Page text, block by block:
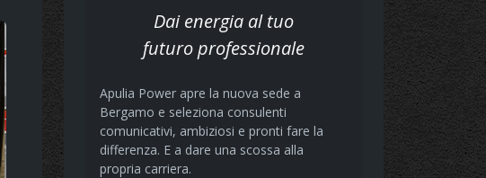
Dai energia al tuo
futuro professionale
Apulia Power apre la nuova sede a
Bergamo e seleziona consulenti
comunicativi, ambiziosi e pronti fare la
differenza. E a dare una scossa alla
propria carriera.